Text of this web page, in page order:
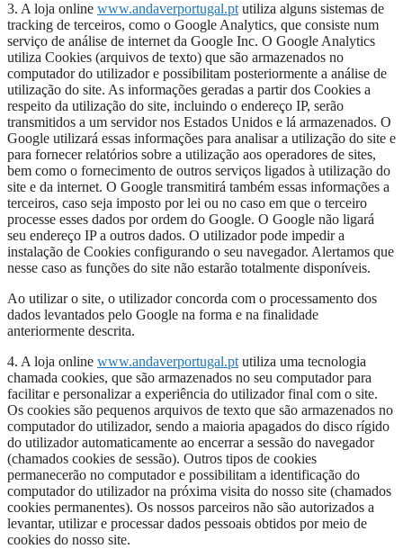
3. A loja online www.andaverportugal.pt utiliza alguns sistemas de
tracking de terceiros, como o Google Analytics, que consiste num
serviço de análise de internet da Google Inc. O Google Analytics
utiliza Cookies (arquivos de texto) que são armazenados no
computador do utilizador e possibilitam posteriormente a análise de
utilização do site. As informações geradas a partir dos Cookies a
respeito da utilização do site, incluindo o endereço IP, serão
transmitidos a um servidor nos Estados Unidos e lá armazenados. O
Google utilizará essas informações para analisar a utilização do site e
para fornecer relatórios sobre a utilização aos operadores de sites,
bem como o fornecimento de outros serviços ligados à utilização do
site e da internet. O Google transmitirá também essas informações a
terceiros, caso seja imposto por lei ou no caso em que o terceiro
processe esses dados por ordem do Google. O Google não ligará
seu endereço IP a outros dados. O utilizador pode impedir a
instalação de Cookies configurando o seu navegador. Alertamos que
nesse caso as funções do site não estarão totalmente disponíveis.
Ao utilizar o site, o utilizador concorda com o processamento dos
dados levantados pelo Google na forma e na finalidade
anteriormente descrita.
4. A loja online www.andaverportugal.pt utiliza uma tecnologia
chamada cookies, que são armazenados no seu computador para
facilitar e personalizar a experiência do utilizador final com o site.
Os cookies são pequenos arquivos de texto que são armazenados no
computador do utilizador, sendo a maioria apagados do disco rígido
do utilizador automaticamente ao encerrar a sessão do navegador
(chamados cookies de sessão). Outros tipos de cookies
permanecerão no computador e possibilitam a identificação do
computador do utilizador na próxima visita do nosso site (chamados
cookies permanentes). Os nossos parceiros não são autorizados a
levantar, utilizar e processar dados pessoais obtidos por meio de
cookies do nosso site.